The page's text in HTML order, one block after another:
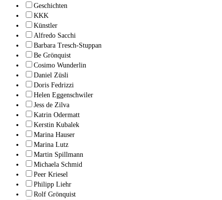
Geschichten
KKK
Künstler
Alfredo Sacchi
Barbara Tresch-Stuppan
Be Grönquist
Cosimo Wunderlin
Daniel Züsli
Doris Fedrizzi
Helen Eggenschwiler
Jess de Zilva
Katrin Odermatt
Kerstin Kubalek
Marina Hauser
Marina Lutz
Martin Spillmann
Michaela Schmid
Peer Kriesel
Philipp Liehr
Rolf Grönquist